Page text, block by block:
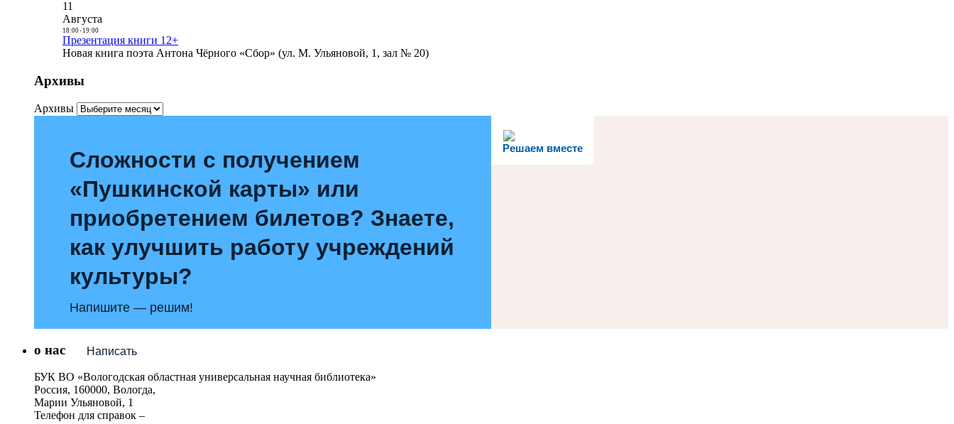
11
Августа
18:00- 19:00
Презентация книги 12+
Новая книга поэта Антона Чёрного «Сбор» (ул. М. Ульяновой, 1, зал № 20)
Архивы
Архивы
Решаем вместе
Сложности с получением
«Пушкинской карты» или
приобретением билетов? Знаете,
как улучшить работу учреждений
культуры?
Напишите — решим!
Написать
о нас
БУК ВО «Вологодская областная универсальная научная библиотека»
Россия, 160000, Вологда,
Марии Ульяновой, 1
Телефон для справок –